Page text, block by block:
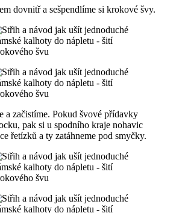
dovnitř a sešpendlíme si krokové švy.
a začistíme. Pokud švové přídavky
pak si u spodního kraje nohavic
řetízků a ty zatáhneme pod smyčky.